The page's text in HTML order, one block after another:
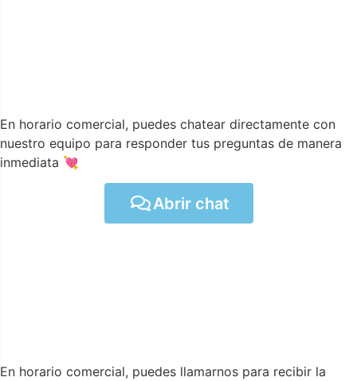
En horario comercial, puedes chatear directamente con
nuestro equipo para responder tus preguntas de manera
inmediata 💘
Abrir chat
En horario comercial, puedes llamarnos para recibir la